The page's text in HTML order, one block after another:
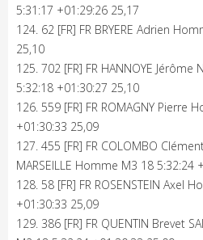
5:31:17 +01:29:26 25,17
124. 62 [FR] FR BRYERE Adrien
25,10
125. 702 [FR] FR HANNOYE
5:32:18 +01:30:27 25,10
126. 559 [FR] FR ROMAGNY Pierre
+01:30:33 25,09
127. 455 [FR] FR COLOMBO
MARSEILLE Homme M3 18 5:32:24
128. 58 [FR] FR ROSENSTEIN Axel
+01:30:33 25,09
129. 386 [FR] FR QUENTIN Brevet